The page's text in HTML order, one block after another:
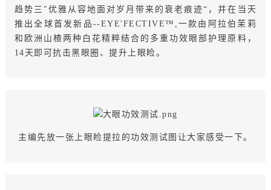
趋势三"优雅从容地面对岁月带来的衰老痕迹“，并在当天
推出全球首发新品--EYE'FECTIVE™,一款由阿拉伯茉莉
和欧洲山楂两种白花精粹结合的多重功效眼部护理原料，
14天即可抗击黑眼圈、提升上眼睑。
主编先放一张上眼睑提拉的功效测试图让大家感受一下。